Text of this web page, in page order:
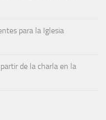
para la Iglesia
de la charla en la